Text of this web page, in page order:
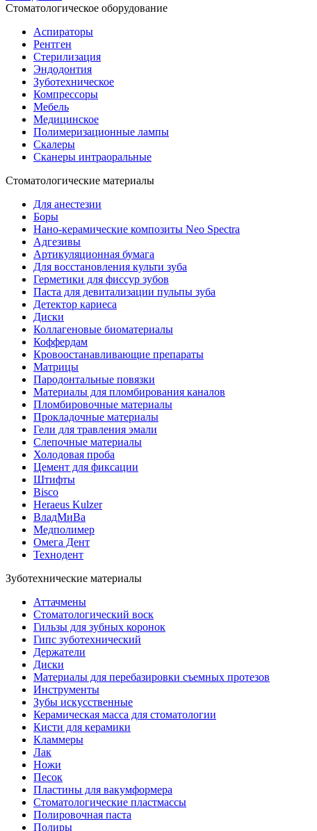
Стоматологическое оборудование
Аспираторы
Рентген
Стерилизация
Эндодонтия
Зуботехническое
Компрессоры
Мебель
Медицинское
Полимеризационные лампы
Скалеры
Сканеры интраоральные
Стоматологические материалы
Для анестезии
Боры
Нано-керамические композиты Neo Spectra
Адгезивы
Артикуляционная бумага
Для восстановления культи зуба
Герметики для фиссур зубов
Паста для девитализации пульпы зуба
Детектор кариеса
Диски
Коллагеновые биоматериалы
Коффердам
Кровоостанавливающие препараты
Матрицы
Пародонтальные повязки
Материалы для пломбирования каналов
Пломбировочные материалы
Прокладочные материалы
Гели для травления эмали
Слепочные материалы
Холодовая проба
Цемент для фиксации
Штифты
Bisco
Heraeus Kulzer
ВладМиВа
Медполимер
Омега Дент
Технодент
Зуботехнические материалы
Аттачмены
Стоматологический воск
Гильзы для зубных коронок
Гипс зуботехнический
Держатели
Диски
Материалы для перебазировки съемных протезов
Инструменты
Зубы искусственные
Керамическая масса для стоматологии
Кисти для керамики
Кламмеры
Лак
Ножи
Песок
Пластины для вакумформера
Стоматологические пластмассы
Полировочная паста
Полиры